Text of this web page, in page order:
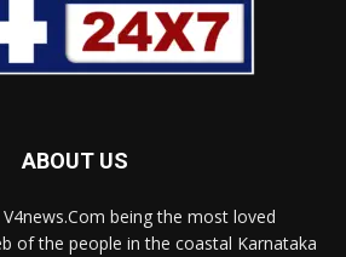
ABOUT US
being the most loved
of the people in the coastal Karnataka